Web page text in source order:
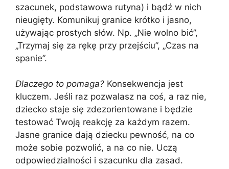
szacunek, podstawowa rutyna) i bądź w nich
nieugięty. Komunikuj granice krótko i jasno,
używając prostych słów. Np. „Nie wolno bić”,
„Trzymaj się za rękę przy przejściu”, „Czas na
spanie”.
Dlaczego to pomaga? Konsekwencja jest
kluczem. Jeśli raz pozwalasz na coś, a raz nie,
dziecko staje się zdezorientowane i będzie
testować Twoją reakcję za każdym razem.
Jasne granice dają dziecku pewność, na co
może sobie pozwolić, a na co nie. Uczą
odpowiedzialności i szacunku dla zasad.